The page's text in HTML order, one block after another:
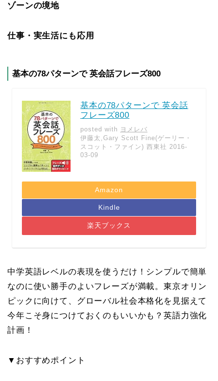
ゾーンの境地
仕事・実生活にも応用
基本の78パターンで 英会話フレーズ800
基本の78パターンで 英会話
フレーズ800
posted with ヨメレバ
伊藤太,Gary Scott Fine(ゲーリー・
スコット・ファイン) 西東社 2016-
03-09
Amazon
Kindle
楽天ブックス
中学英語レベルの表現を使うだけ！シンプルで簡単
なのに使い勝手のよいフレーズが満載。東京オリン
ピックに向けて、グローバル社会本格化を見据えて
今年こそ身につけておくのもいいかも？英語力強化
計画！
▼おすすめポイント